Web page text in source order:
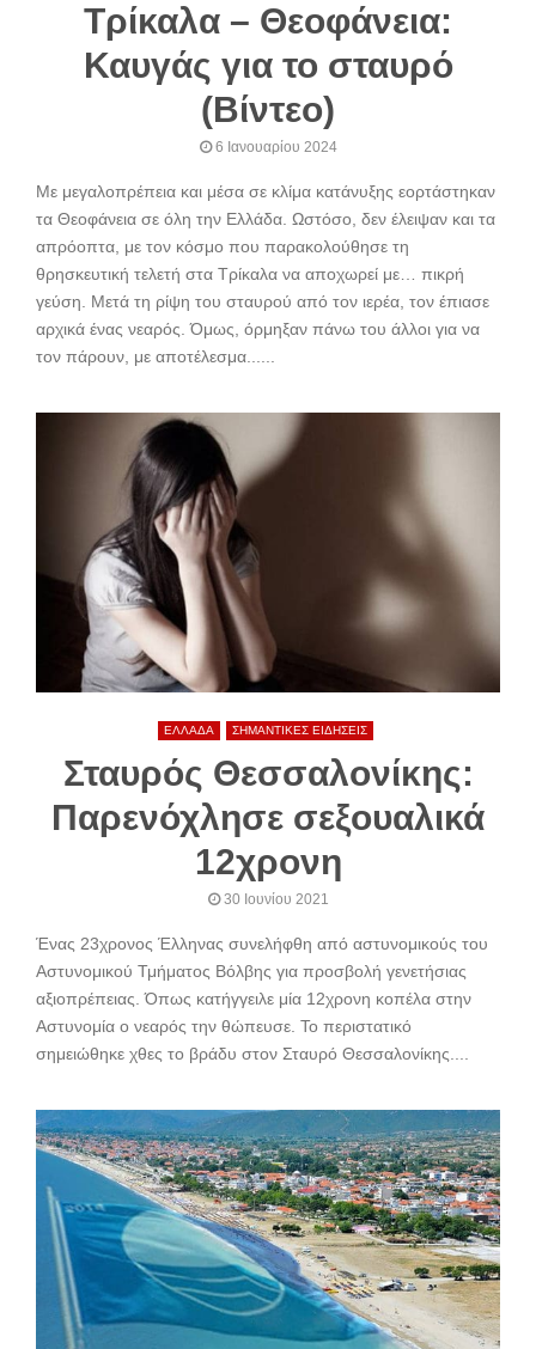
Τρίκαλα – Θεοφάνεια:
Καυγάς για το σταυρό
(Βίντεο)
6 Ιανουαρίου 2024
Με μεγαλοπρέπεια και μέσα σε κλίμα κατάνυξης εορτάστηκαν
τα Θεοφάνεια σε όλη την Ελλάδα. Ωστόσο, δεν έλειψαν και τα
απρόοπτα, με τον κόσμο που παρακολούθησε τη
θρησκευτική τελετή στα Τρίκαλα να αποχωρεί με… πικρή
γεύση. Μετά τη ρίψη του σταυρού από τον ιερέα, τον έπιασε
αρχικά ένας νεαρός. Όμως, όρμηξαν πάνω του άλλοι για να
τον πάρουν, με αποτέλεσμα......
ΕΛΛΑΔΑ ΣΗΜΑΝΤΙΚΕΣ ΕΙΔΗΣΕΙΣ
Σταυρός Θεσσαλονίκης:
Παρενόχλησε σεξουαλικά
12χρονη
30 Ιουνίου 2021
Ένας 23χρονος Έλληνας συνελήφθη από αστυνομικούς του
Αστυνομικού Τμήματος Βόλβης για προσβολή γενετήσιας
αξιοπρέπειας. Όπως κατήγγειλε μία 12χρονη κοπέλα στην
Αστυνομία ο νεαρός την θώπευσε. Το περιστατικό
σημειώθηκε χθες το βράδυ στον Σταυρό Θεσσαλονίκης....